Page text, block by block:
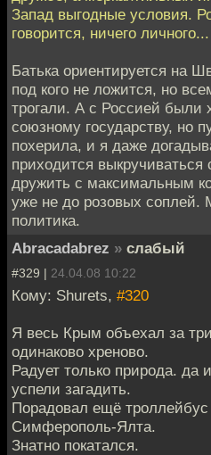
Запад выгодные условия.
говорится, ничего личного...
Батька ориентируется на
под кого не ложится, но
трогали. А с Россией были
союзному государству, но
похерила, и я даже
приходится выкручиваться
дружить с максимальным
уже не до розовых соплей.
политика.
Abracadabrez » слабый
#329 | 24.04.08 10:22
Кому: Shurets, #320
Я весь Крым объехал за
одинаково хреново.
Радует только природа. да
успели загадить.
Порадовал ещё
Симферополь-Ялта.
Знатно покатался.